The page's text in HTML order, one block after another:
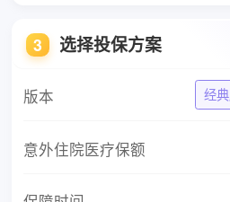
3 选择投保方案
版本 经
意外住院医疗保额